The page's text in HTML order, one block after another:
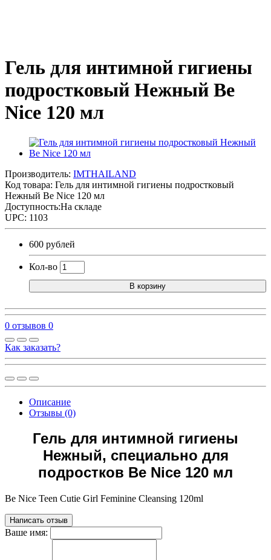
Гель для интимной гигиены
подростковый Нежный Be
Nice 120 мл
Производитель: IMTHAILAND
Код товара: Гель для интимной гигиены подростковый
Нежный Be Nice 120 мл
Доступность:На складе
UPC: 1103
600 рублей
Кол-во
В корзину
0 отзывов 0
Как заказать?
Описание
Отзывы (0)
Гель для интимной гигиены
Нежный, специально для
подростков Be Nice 120 мл
Be Nice Teen Cutie Girl Feminine Cleansing 120ml
Написать отзыв
Ваше имя: